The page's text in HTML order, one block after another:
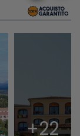
+22